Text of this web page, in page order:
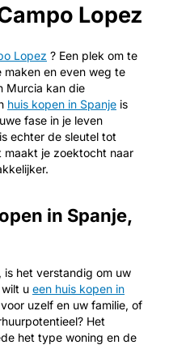
Lopez
Lopez ? Een plek om te
maken en even weg te
Murcia kan die
huis kopen in Spanje is
fase in je leven
echter de sleutel tot
maakt je zoektocht naar
in Spanje,
het verstandig om uw
u een huis kopen in
uzelf en uw familie, of
Het
het type woning en de